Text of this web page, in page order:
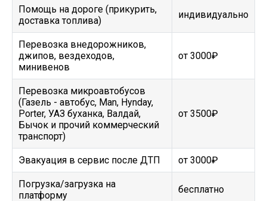
Помощь на дороге (прикурить,
доставка топлива)
индивидуально
Перевозка внедорожников,
джипов, вездеходов,
минивенов
от 3000₽
Перевозка микроавтобусов
(Газель - автобус, Man, Hynday,
Porter, УАЗ буханка, Валдай,
Бычок и прочий коммерческий
транспорт)
от 3500₽
Эвакуация в сервис после ДТП от 3000₽
Погрузка/загрузка на
платформу
бесплатно